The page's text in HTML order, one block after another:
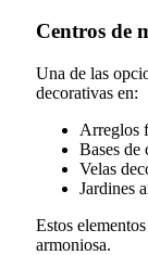
Centros de
Una de las
decorativas en:
Arreglos
Bases de
Velas
Jardines
Estos
armoniosa.